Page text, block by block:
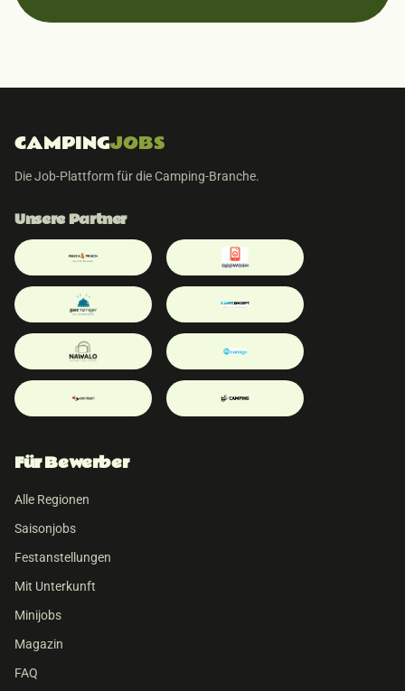
CAMPINGJOBS
Die Job-Plattform für die Camping-Branche.
Unsere Partner
Für Bewerber
Alle Regionen
Saisonjobs
Festanstellungen
Mit Unterkunft
Minijobs
Magazin
FAQ